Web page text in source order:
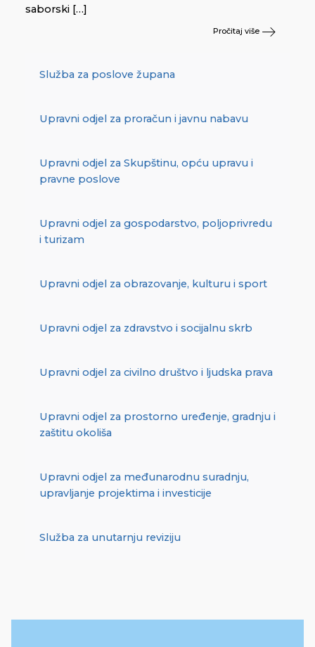
saborski […]
Pročitaj više
Služba za poslove župana
Upravni odjel za proračun i javnu nabavu
Upravni odjel za Skupštinu, opću upravu i
pravne poslove
Upravni odjel za gospodarstvo, poljoprivredu
i turizam
Upravni odjel za obrazovanje, kulturu i sport
Upravni odjel za zdravstvo i socijalnu skrb
Upravni odjel za civilno društvo i ljudska prava
Upravni odjel za prostorno uređenje, gradnju i
zaštitu okoliša
Upravni odjel za međunarodnu suradnju,
upravljanje projektima i investicije
Služba za unutarnju reviziju